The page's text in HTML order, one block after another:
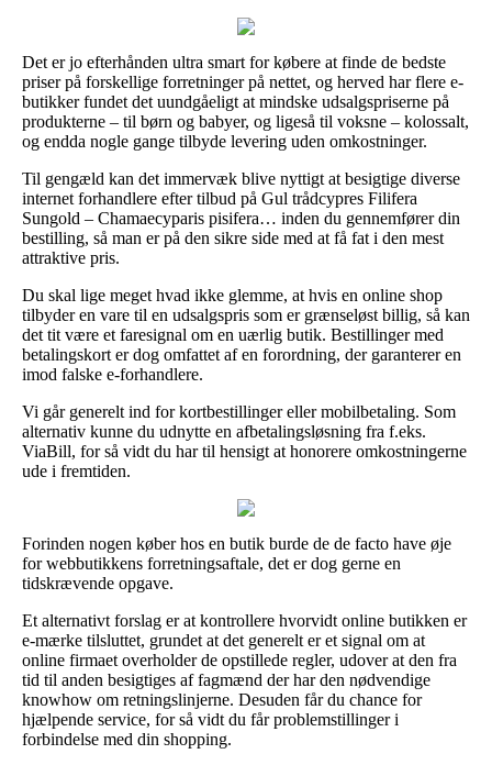
Det er jo efterhånden ultra smart for købere at finde de bedste
priser på forskellige forretninger på nettet, og herved har flere e-
butikker fundet det uundgåeligt at mindske udsalgspriserne på
produkterne – til børn og babyer, og ligeså til voksne – kolossalt,
og endda nogle gange tilbyde levering uden omkostninger.
Til gengæld kan det immervæk blive nyttigt at besigtige diverse
internet forhandlere efter tilbud på Gul trådcypres Filifera
Sungold – Chamaecyparis pisifera… inden du gennemfører din
bestilling, så man er på den sikre side med at få fat i den mest
attraktive pris.
Du skal lige meget hvad ikke glemme, at hvis en online shop
tilbyder en vare til en udsalgspris som er grænseløst billig, så kan
det tit være et faresignal om en uærlig butik. Bestillinger med
betalingskort er dog omfattet af en forordning, der garanterer en
imod falske e-forhandlere.
Vi går generelt ind for kortbestillinger eller mobilbetaling. Som
alternativ kunne du udnytte en afbetalingsløsning fra f.eks.
ViaBill, for så vidt du har til hensigt at honorere omkostningerne
ude i fremtiden.
Forinden nogen køber hos en butik burde de de facto have øje
for webbutikkens forretningsaftale, det er dog gerne en
tidskrævende opgave.
Et alternativt forslag er at kontrollere hvorvidt online butikken er
e-mærke tilsluttet, grundet at det generelt er et signal om at
online firmaet overholder de opstillede regler, udover at den fra
tid til anden besigtiges af fagmænd der har den nødvendige
knowhow om retningslinjerne. Desuden får du chance for
hjælpende service, for så vidt du får problemstillinger i
forbindelse med din shopping.